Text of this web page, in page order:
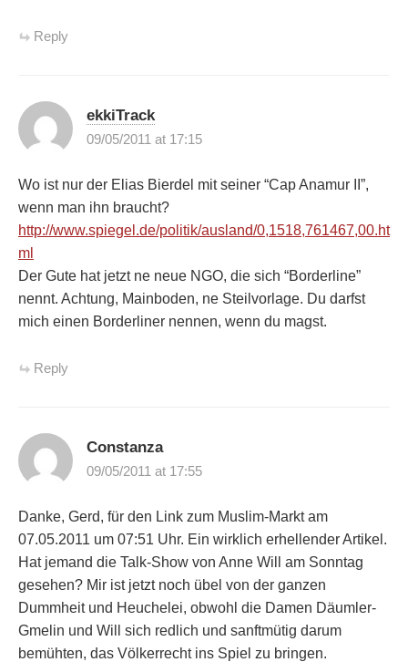
Reply
ekkiTrack
09/05/2011 at 17:15
Wo ist nur der Elias Bierdel mit seiner “Cap Anamur II”,
wenn man ihn braucht?
http://www.spiegel.de/politik/ausland/0,1518,761467,00.ht
ml
Der Gute hat jetzt ne neue NGO, die sich “Borderline”
nennt. Achtung, Mainboden, ne Steilvorlage. Du darfst
mich einen Borderliner nennen, wenn du magst.
Reply
Constanza
09/05/2011 at 17:55
Danke, Gerd, für den Link zum Muslim-Markt am
07.05.2011 um 07:51 Uhr. Ein wirklich erhellender Artikel.
Hat jemand die Talk-Show von Anne Will am Sonntag
gesehen? Mir ist jetzt noch übel von der ganzen
Dummheit und Heuchelei, obwohl die Damen Däumler-
Gmelin und Will sich redlich und sanftmütig darum
bemühten, das Völkerrecht ins Spiel zu bringen.